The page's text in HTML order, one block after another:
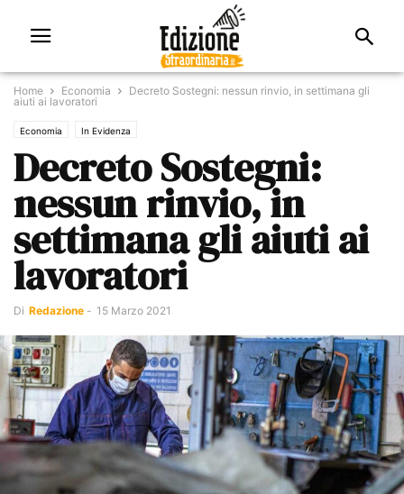
Home Economia
Decreto Sostegni: nessun rinvio, in settimana gli
aiuti ai lavoratori
Economia In Evidenza
Decreto Sostegni:
nessun rinvio, in
settimana gli aiuti ai
lavoratori
Di Redazione - 15 Marzo 2021